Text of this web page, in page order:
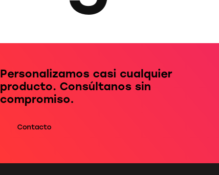
producto. Consúltanos sin
compromiso.